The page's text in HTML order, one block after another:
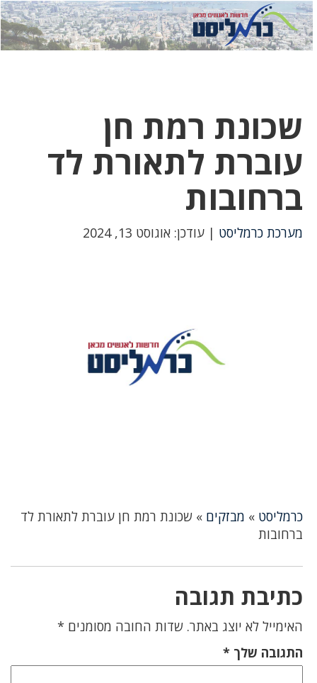
לחץ
כאן
לחץ
כדי
שכונת רמת חן
עוברת לתאורת לד
ברחובות
מערכת כרמליסט | עודכן: אוגוסט 13, 2024
כרמליסט » מבזקים » שכונת רמת חן עוברת לתאורת לד
ברחובות
כתיבת תגובה
האימייל לא יוצג באתר. שדות החובה מסומנים *
התגובה שלך *